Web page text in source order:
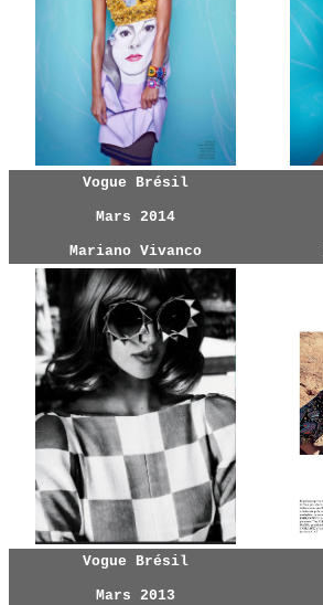
Vogue Brésil
Mars 2014
Mariano Vivanco
Vogue Brésil
Mars 2013